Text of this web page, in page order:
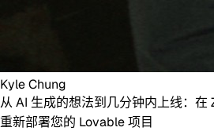
Kyle Chung
从 AI 生成的想法到几分钟内上线：
重新部署您的 Lovable 项目